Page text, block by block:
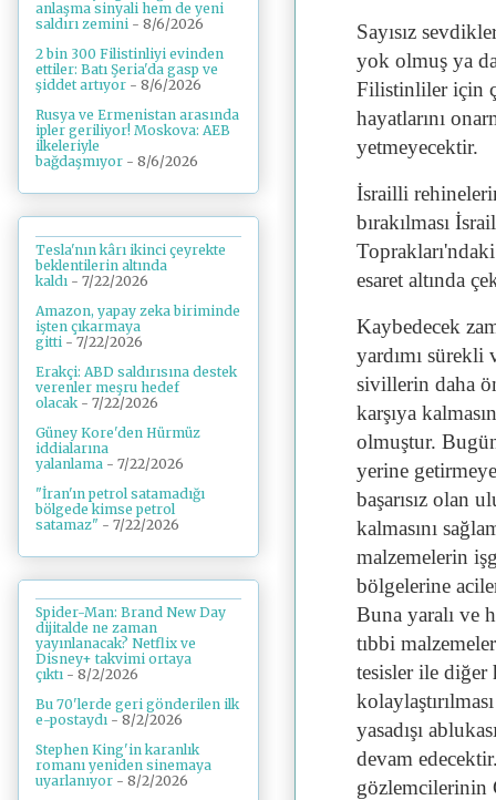
Sayısız
yok olmuş ya
Filistinliler için
hayatlarını
yetmeyecektir.
İsrailli
bırakılması
esaret altında
Kaybedecek
yardımı sürekli
sivillerin daha
karşıya
olmuştur.
yerine
başarısız olan
kalmasını
malzemelerin
bölgelerine
Buna yaralı ve
tıbbi
tesisler ile diğer
yasadışı
devam
gözlemcilerinin
anlaşma sinyali hem de yeni
saldırı zemini - 8/6/2026
2 bin 300 Filistinliyi evinden
ettiler: Batı Şeria'da gasp ve
şiddet artıyor - 8/6/2026
Rusya ve Ermenistan arasında
ipler geriliyor! Moskova: AEB
ilkeleriyle
bağdaşmıyor - 8/6/2026
Tesla'nın kârı ikinci çeyrekte
beklentilerin altında
kaldı - 7/22/2026
Amazon, yapay zeka biriminde
işten çıkarmaya
gitti - 7/22/2026
Erakçi: ABD saldırısına destek
verenler meşru hedef
olacak - 7/22/2026
Güney Kore'den Hürmüz
iddialarına
yalanlama - 7/22/2026
"İran'ın petrol satamadığı
bölgede kimse petrol
satamaz" - 7/22/2026
Spider-Man: Brand New Day
dijitalde ne zaman
yayınlanacak? Netflix ve
Disney+ takvimi ortaya
çıktı - 8/2/2026
Bu 70'lerde geri gönderilen ilk
e-postaydı - 8/2/2026
Stephen King'in karanlık
romanı yeniden sinemaya
uyarlanıyor - 8/2/2026